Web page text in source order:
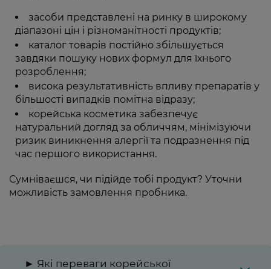
засоби представлені на ринку в широкому
діапазоні цін і різноманітності продуктів;
каталог товарів постійно збільшується
завдяки пошуку нових формул для їхнього
розроблення;
висока результативність впливу препаратів у
більшості випадків помітна відразу;
корейська косметика забезпечує
натуральний догляд за обличчям, мінімізуючи
ризик виникнення алергії та подразнення під
час першого використання.
Сумніваєшся, чи підійде тобі продукт? Уточни
можливість замовлення пробника.
► Які переваги корейської